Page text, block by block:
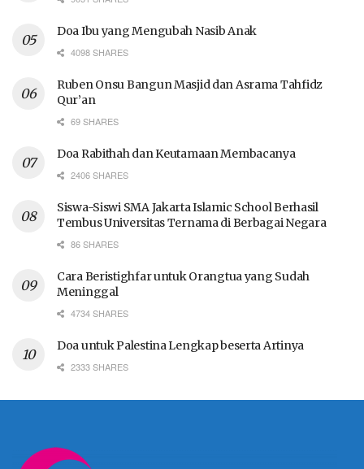
Doa Ibu yang Mengubah Nasib Anak
4098 SHARES
Ruben Onsu Bangun Masjid dan Asrama Tahfidz
Qur’an
69 SHARES
Doa Rabithah dan Keutamaan Membacanya
2406 SHARES
Siswa-Siswi SMA Jakarta Islamic School Berhasil
Tembus Universitas Ternama di Berbagai Negara
86 SHARES
Cara Beristighfar untuk Orangtua yang Sudah
Meninggal
4734 SHARES
Doa untuk Palestina Lengkap beserta Artinya
2333 SHARES